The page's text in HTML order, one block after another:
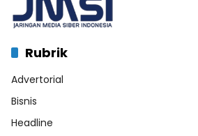
Rubrik
Advertorial
Bisnis
Headline